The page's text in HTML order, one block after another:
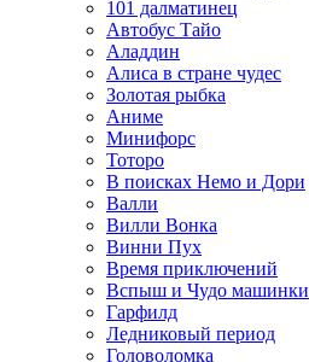
101 далматинец
Автобус Тайо
Аладдин
Алиса в стране чудес
Золотая рыбка
Аниме
Минифорс
Тоторо
В поисках Немо и Дори
Валли
Вилли Вонка
Винни Пух
Время приключений
Вспыш и Чудо машинки
Гарфилд
Ледниковый период
Головоломка